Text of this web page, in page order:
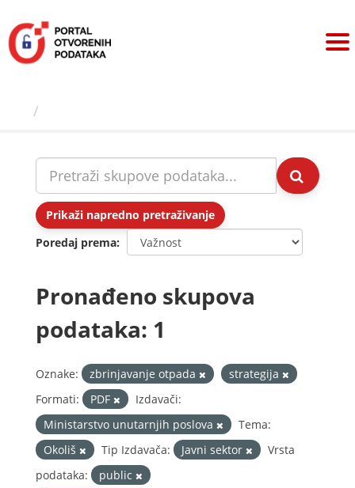
sadržaj
Prikaži napredno pretraživanje
Poredaj prema
Pronađeno skupova
podataka: 1
Oznake: zbrinjavanje otpada
strategija
Formati:
PDF
Izdavači:
Ministarstvo unutarnjih poslova
Tema:
Okoliš
Tip Izdavača: Javni sektor
Vrsta
podataka:
public